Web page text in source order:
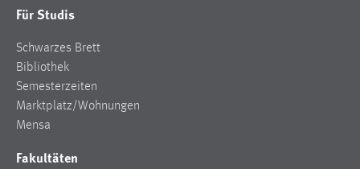
Für Studis
Schwarzes Brett
Bibliothek
Semesterzeiten
Marktplatz/Wohnungen
Mensa
Fakultäten